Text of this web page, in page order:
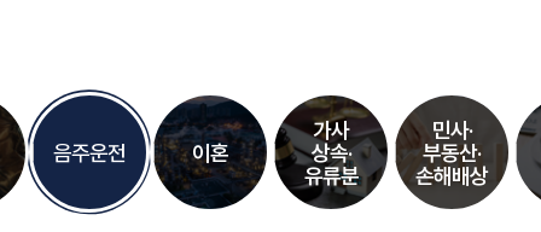
음주운전 이혼
가사
상속·
유류분
민사·
부동산·
손해배상